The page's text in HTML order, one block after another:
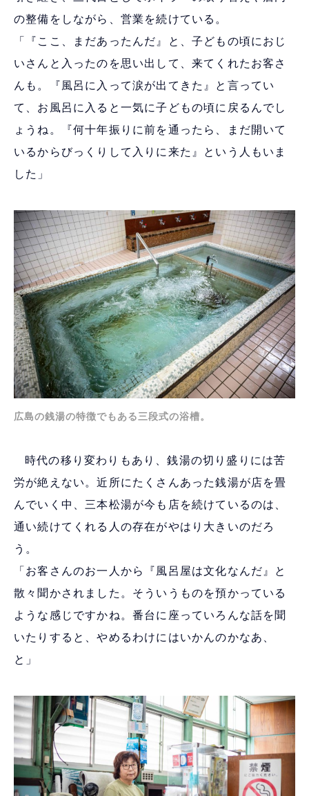
の整備をしながら、営業を続けている。
「『ここ、まだあったんだ』と、子どもの頃におじ
いさんと入ったのを思い出して、来てくれたお客さ
んも。『風呂に入って涙が出てきた』と言ってい
て、お風呂に入ると一気に子どもの頃に戻るんでし
ょうね。『何十年振りに前を通ったら、まだ開いて
いるからびっくりして入りに来た』という人もいま
した」
広島の銭湯の特徴でもある三段式の浴槽。
時代の移り変わりもあり、銭湯の切り盛りには苦
労が絶えない。近所にたくさんあった銭湯が店を畳
んでいく中、三本松湯が今も店を続けているのは、
通い続けてくれる人の存在がやはり大きいのだろ
う。
「お客さんのお一人から『風呂屋は文化なんだ』と
散々聞かされました。そういうものを預かっている
ような感じですかね。番台に座っていろんな話を聞
いたりすると、やめるわけにはいかんのかなあ、
と」